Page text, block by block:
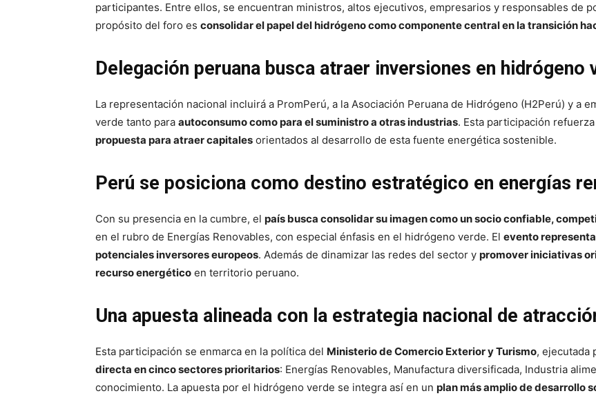
participantes. Entre ellos, se encuentran ministros, altos ejecutivos, empresarios y responsables de
propósito del foro es consolidar el papel del hidrógeno como componente central en la transición
Delegación peruana busca atraer inversiones en hidrógeno
La representación nacional incluirá a PromPerú, a la Asociación Peruana de Hidrógeno (H2Perú) y a
verde tanto para autoconsumo como para el suministro a otras industrias. Esta participación
propuesta para atraer capitales orientados al desarrollo de esta fuente energética sostenible.
Perú se posiciona como destino estratégico en energías
Con su presencia en la cumbre, el país busca consolidar su imagen como un socio confiable,
en el rubro de Energías Renovables, con especial énfasis en el hidrógeno verde. El evento
potenciales inversores europeos. Además de dinamizar las redes del sector y promover iniciativas
recurso energético en territorio peruano.
Una apuesta alineada con la estrategia nacional de
Esta participación se enmarca en la política del Ministerio de Comercio Exterior y Turismo, ejecutada
directa en cinco sectores prioritarios: Energías Renovables, Manufactura diversificada, Industria
conocimiento. La apuesta por el hidrógeno verde se integra así en un plan más amplio de desarrollo